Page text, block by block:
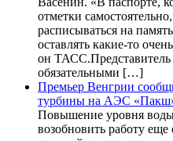
отметки
расписываться на
оставлять какие-то
он ТАСС.Представитель
обязательными […]
Премьер Венгрии
турбины на АЭС
Повышение уровня
возобновить работу